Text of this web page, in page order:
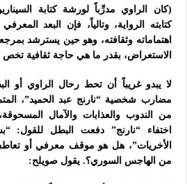
(كان الراوي مدرِّباً لورشة كتابة
كتابته الرواية، وتالياً، فإن البعد
اهتماماته وثقافته، وهو حين يسترشد
الاستعراض، بقدر ما هي حاجة ثقافية تخص
لا يبدو غريباً أن تحط رحال الراوي أو
مضارب شخصية “نارنج عبد الحميد”،
من الندوب والعذابات والآمال
اختفاء “نارنج” دفعت البطل للقول:
الأخريات”، هل هو موقف معرفي أو
من الهاجس السوري؟. يقول صويلح: